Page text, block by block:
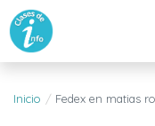
Inicio Fedex en matias